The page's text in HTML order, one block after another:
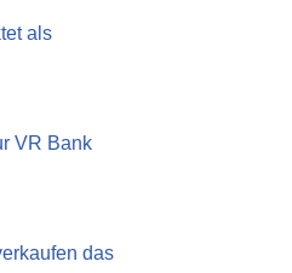
als
VR Bank
das